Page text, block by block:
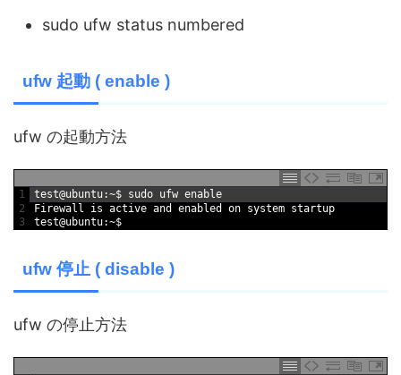
sudo ufw status numbered
ufw 起動 ( enable )
ufw の起動方法
1
2
3
test@ubuntu:~$ sudo ufw enable
Firewall is active and enabled on system startup
test@ubuntu:~$
ufw 停止 ( disable )
ufw の停止方法